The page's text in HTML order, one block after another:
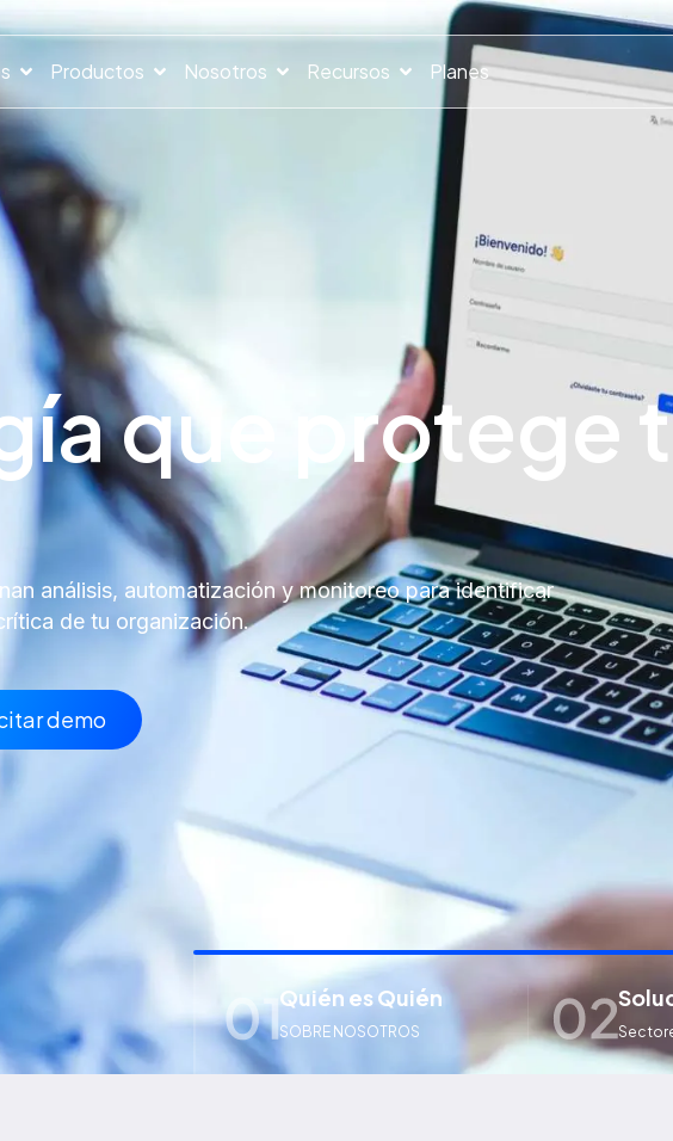
Productos Nosotros Recursos Planes
que protege
análisis, automatización y monitoreo para identificar
de tu organización.
demo
Quién es Quién
SOBRE NOSOTROS